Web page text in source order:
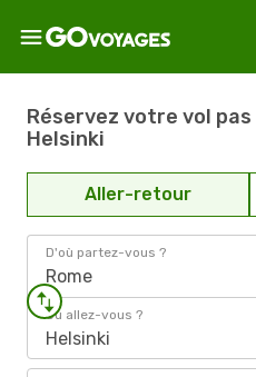
Réservez votre vol pas
Helsinki
Aller-retour
D'où partez-vous ?
Rome
Où allez-vous ?
Helsinki